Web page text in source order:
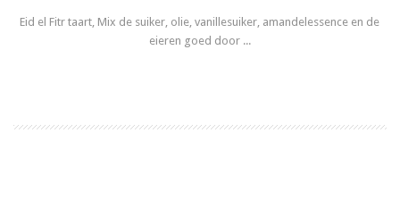
Eid el Fitr taart, Mix de suiker, olie, vanillesuiker, amandelessence en de
eieren goed door ...